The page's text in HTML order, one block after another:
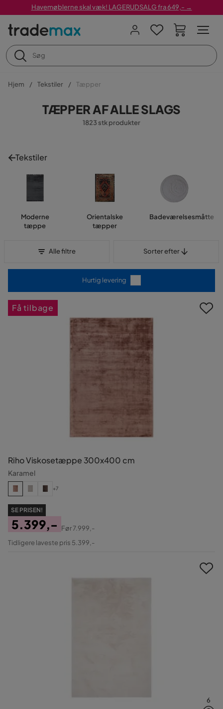
Havemøblerne skal væk! LAGERUDSALG fra 649,- →
Hjem Tekstiler Tæpper
TÆPPER AF ALLE SLAGS
1823 stk produkter
Tekstiler
Moderne
tæppe
Orientalske
tæpper
Badeværelsesmåtte
Alle filtre Sorter efter
Hurtig levering
Riho Viskosetæppe 300x400 cm
Karamel
+7
SE PRISEN!
Pris
5.399,-
Original
Før7.999,-
Tidligere laveste pris 5.399,-
Få tilbage
6